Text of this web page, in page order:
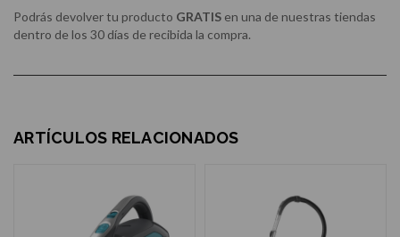
Podrás devolver tu producto GRATIS en una de nuestras tiendas
dentro de los 30 días de recibida la compra.
ARTÍCULOS RELACIONADOS